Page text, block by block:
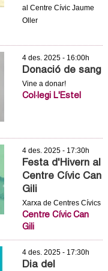
al Centre Cívic Jaume
Oller
4 des. 2025 - 16:00h
Donació de sang
Vine a donar!
Col·legi L'Estel
4 des. 2025 - 17:30h
Festa d'Hivern al
Centre Cívic Can
Gili
Xarxa de Centres Cívics
Centre Cívic Can
Gili
4 des. 2025 - 17:30h
Dia del